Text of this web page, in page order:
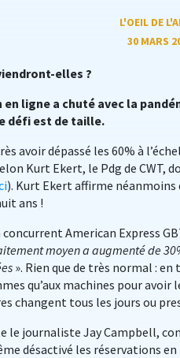
L'OEIL DE
30 MARS
elles ?
en ligne a chuté avec la
défi est de taille.
avoir dépassé les 60% à
Kurt Ekert, le Pdg de CWT,
). Kurt Ekert affirme néanmoins
ans !
American Express
moyen a augmenté de
». Rien que de très normal :
qu’aux machines pour
changent tous les jours ou
journaliste Jay Campbell,
désactivé les réservations en